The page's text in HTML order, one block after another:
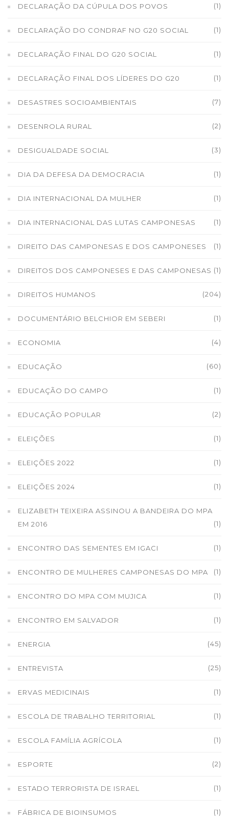
DECLARAÇÃO DA CÚPULA DOS POVOS (1)
DECLARAÇÃO DO CONDRAF NO G20 SOCIAL (1)
DECLARAÇÃO FINAL DO G20 SOCIAL (1)
DECLARAÇÃO FINAL DOS LÍDERES DO G20 (1)
DESASTRES SOCIOAMBIENTAIS (7)
DESENROLA RURAL (2)
DESIGUALDADE SOCIAL (3)
DIA DA DEFESA DA DEMOCRACIA (1)
DIA INTERNACIONAL DA MULHER (1)
DIA INTERNACIONAL DAS LUTAS CAMPONESAS (1)
DIREITO DAS CAMPONESAS E DOS CAMPONESES (1)
DIREITOS DOS CAMPONESES E DAS CAMPONESAS (1)
DIREITOS HUMANOS (204)
DOCUMENTÁRIO BELCHIOR EM SEBERI (1)
ECONOMIA (4)
EDUCAÇÃO (60)
EDUCAÇÃO DO CAMPO (1)
EDUCAÇÃO POPULAR (2)
ELEIÇÕES (1)
ELEIÇÕES 2022 (1)
ELEIÇÕES 2024 (1)
ELIZABETH TEIXEIRA ASSINOU A BANDEIRA DO MPA
EM 2016
(1)
ENCONTRO DAS SEMENTES EM IGACI (1)
ENCONTRO DE MULHERES CAMPONESAS DO MPA (1)
ENCONTRO DO MPA COM MUJICA (1)
ENCONTRO EM SALVADOR (1)
ENERGIA (45)
ENTREVISTA (25)
ERVAS MEDICINAIS (1)
ESCOLA DE TRABALHO TERRITORIAL (1)
ESCOLA FAMÍLIA AGRÍCOLA (1)
ESPORTE (2)
ESTADO TERRORISTA DE ISRAEL (1)
FÁBRICA DE BIOINSUMOS (1)